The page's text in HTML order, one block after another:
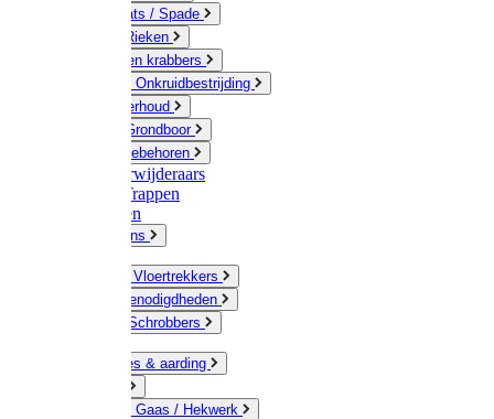
Schop / Bats / Spade
Vorken & Rieken
Cultivator en krabbers
Schoffels / Onkruidbestrijding
Gazononderhoud
Hamers / Grondboor
Sledes / toebehoren
Onkruidverwijderaars
Ladders / Trappen
Werkbanken
Betonmolens
Bezems & Vloertrekkers
Schildersbenodigdheden
Borstels / Schrobbers
Accessoires & aarding
Geleiders / Gaas / Hekwerk